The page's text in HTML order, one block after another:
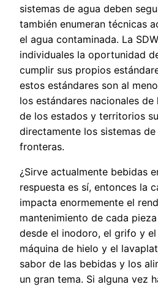
sistemas de agua deben
también enumeran técnicas
el agua contaminada. La
individuales la oportunidad
cumplir sus propios
estos estándares son al
los estándares nacionales de
de los estados y territorios
directamente los sistemas
fronteras.
¿Sirve actualmente bebidas
respuesta es sí, entonces la
impacta enormemente el
mantenimiento de cada
desde el inodoro, el grifo y
máquina de hielo y el
sabor de las bebidas y los
un gran tema. Si alguna vez